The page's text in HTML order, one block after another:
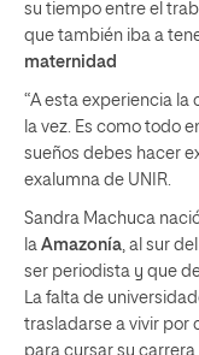
su tiempo entre el
que también iba a
maternidad
“A esta experiencia
la vez. Es como todo
sueños debes hacer
exalumna de UNIR.
Sandra Machuca
la Amazonía, al sur
ser periodista y que
La falta de
trasladarse a vivir por
para cursar su carrera